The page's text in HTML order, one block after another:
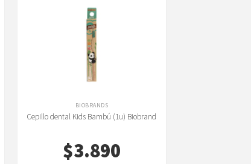
BIOBRANDS
Cepillo dental Kids Bambú (1u) Biobrand
$3.890